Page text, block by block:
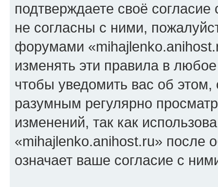
подтверждаете своё
не согласны с ними,
форумами
изменять эти правила в
чтобы уведомить вас об
разумным регулярно
изменений, так как
«mihajlenko.anihost.ru» после
означает ваше согласие с